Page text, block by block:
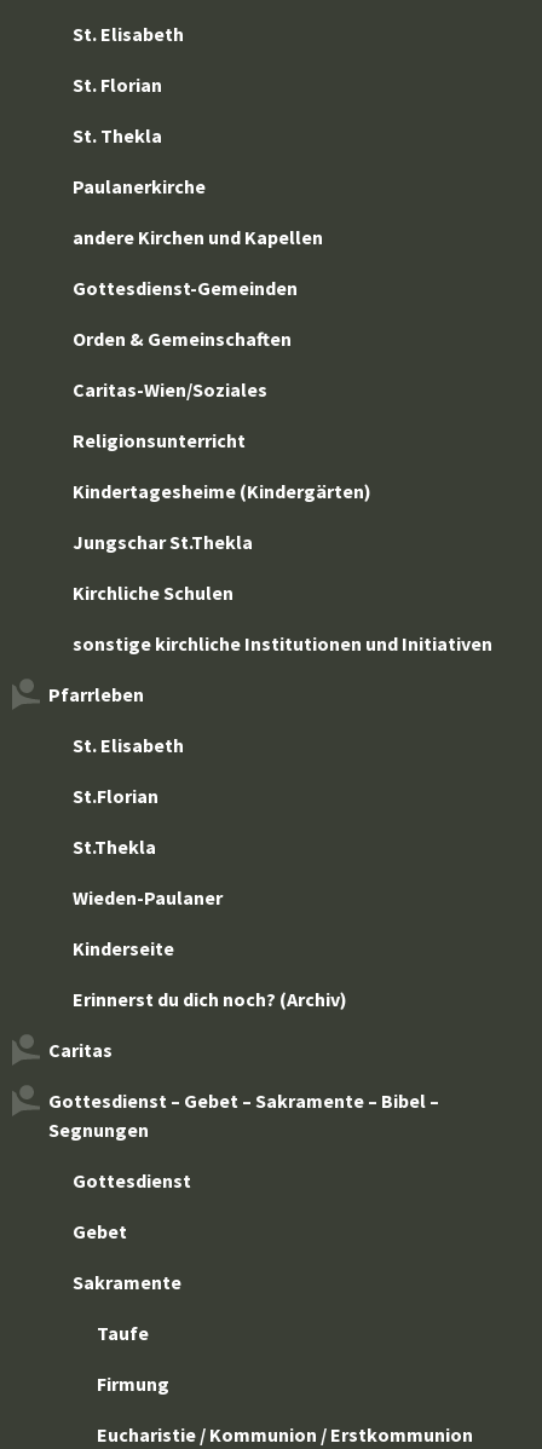
St. Elisabeth
St. Florian
St. Thekla
Paulanerkirche
andere Kirchen und Kapellen
Gottesdienst-Gemeinden
Orden & Gemeinschaften
Caritas-Wien/Soziales
Religionsunterricht
Kindertagesheime (Kindergärten)
Jungschar St.Thekla
Kirchliche Schulen
sonstige kirchliche Institutionen und Initiativen
Pfarrleben
St. Elisabeth
St.Florian
St.Thekla
Wieden-Paulaner
Kinderseite
Erinnerst du dich noch? (Archiv)
Caritas
Gottesdienst – Gebet – Sakramente – Bibel –
Segnungen
Gottesdienst
Gebet
Sakramente
Taufe
Firmung
Eucharistie / Kommunion / Erstkommunion